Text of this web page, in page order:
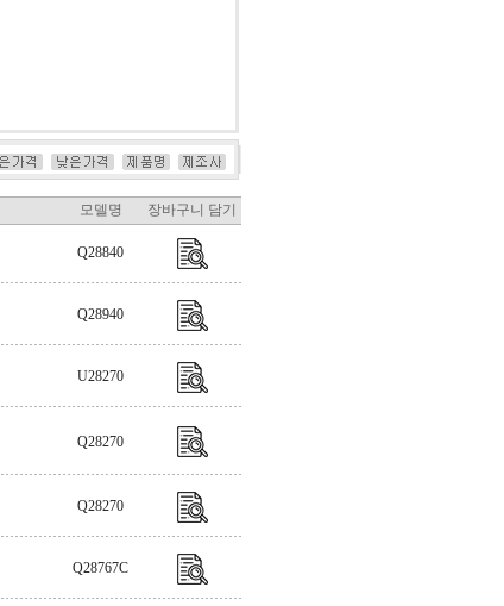
모델명 장바구니 담기
Q28840
Q28940
U28270
Q28270
Q28270
Q28767C